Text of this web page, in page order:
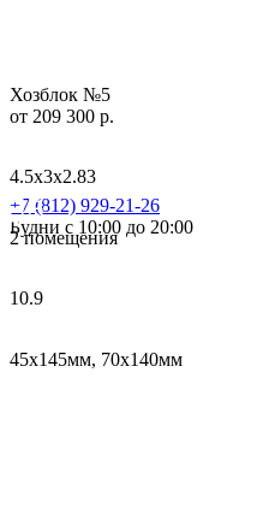
+7 (812) 929-21-26
Будни с 10:00 до 20:00
Хозблок №5
от 209 300 р.
4.5х3х2.83
2 помещения
10.9
45х145мм, 70х140мм